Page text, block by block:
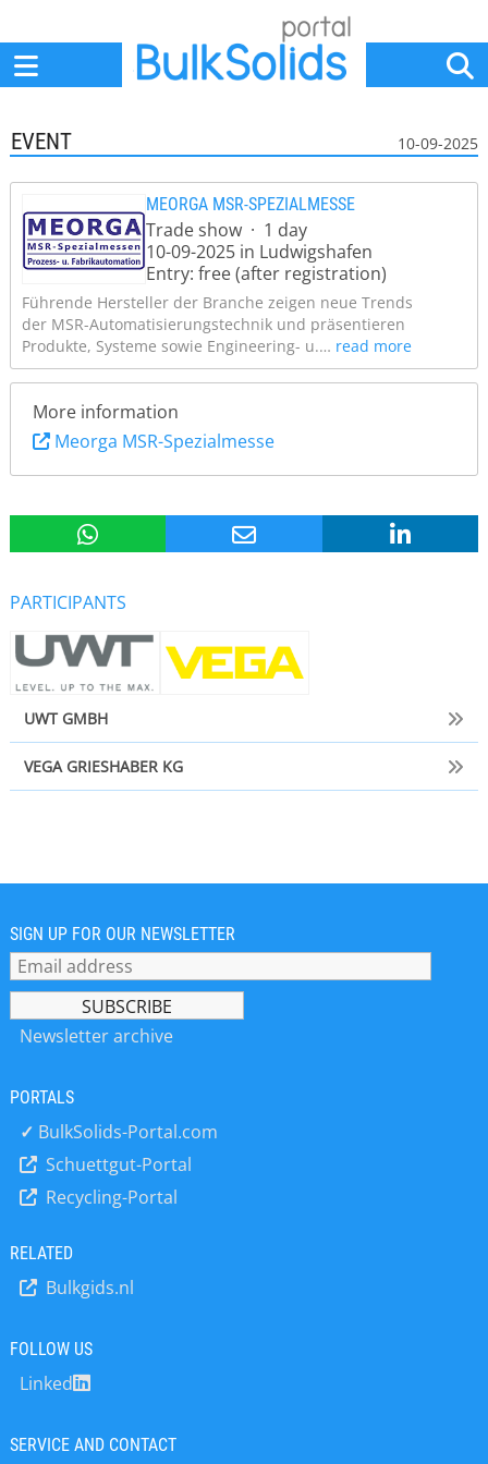
EVENT 10-09-2025
MEORGA MSR-SPEZIALMESSE
Trade show · 1 day
10-09-2025 in Ludwigshafen
Entry: free (after registration)
Führende Hersteller der Branche zeigen neue Trends
der MSR-Automatisierungstechnik und präsentieren
Produkte, Systeme sowie Engineering- u.… read more
More information
Meorga MSR-Spezialmesse
PARTICIPANTS
UWT GMBH
VEGA GRIESHABER KG
SIGN UP FOR OUR NEWSLETTER
Newsletter archive
PORTALS
✓ BulkSolids-Portal.com
Schuettgut-Portal
Recycling-Portal
RELATED
Bulkgids.nl
FOLLOW US
Linked
SERVICE AND CONTACT